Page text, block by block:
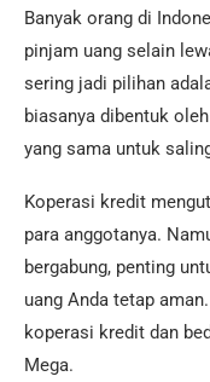
Banyak orang di
pinjam uang selain
sering jadi pilihan
biasanya dibentuk
yang sama untuk
Koperasi kredit
para anggotanya.
bergabung, penting
uang Anda tetap
koperasi kredit dan
Mega.